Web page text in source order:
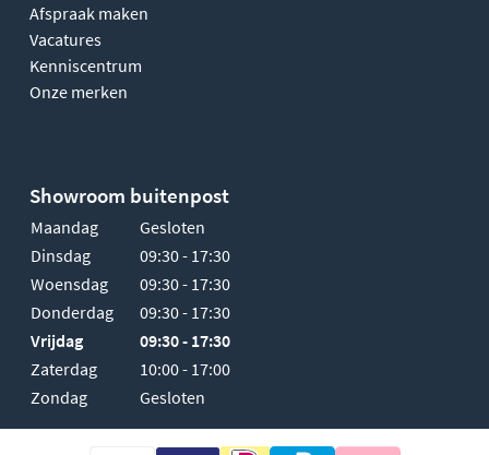
Afspraak maken
Vacatures
Kenniscentrum
Onze merken
Showroom buitenpost
Maandag
Gesloten
Dinsdag
09:30 - 17:30
Woensdag
09:30 - 17:30
Donderdag
09:30 - 17:30
Vrijdag
09:30 - 17:30
Zaterdag
10:00 - 17:00
Zondag
Gesloten